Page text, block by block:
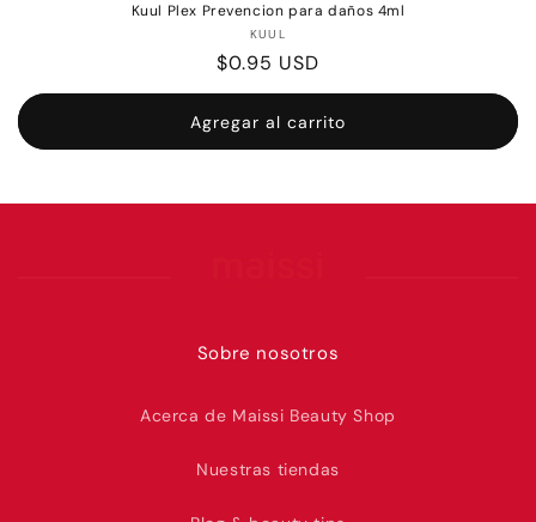
Kuul Plex Prevencion para daños 4ml
Proveedor:
KUUL
Precio
habitual
$0.95 USD
Agregar al carrito
Sobre nosotros
Acerca de Maissi Beauty Shop
Nuestras tiendas